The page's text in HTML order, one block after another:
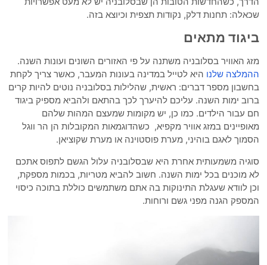
שכאלה: תחנות דלק, נקודות תצפית וכיוצא בזה.
ביגוד מתאים
מזג האוויר בסלובניה משתנה על פי האזורים השונים ועונות השנה.
ההמלצה שלנו היא לטייל במדינה בעונות המעבר, כאשר צריך לקחת
בחשבון מספר דברים: ראשית, שהלילות בסלובניה נוטים להיות קרים
ברוב ימות השנה. עליכם להיערך לכך בהתאם ולהביא מספיק ביגוד
חם עבור הילדים. כמו כן, יש מקומות שמעצם המהות שלהם
מאופיינים במזג אוויר מקפיא, כשהדוגמאות המקובלות הן הר ווגל
הסמוך לאגם בוהיני, מערת פוסטוינה או מערת שקוציאן.
סוגיה משמעותית אחרת היא שבסלובניה עלול הגשם לתפוס אתכם
לא מוכנים בכל ימות השנה. חשוב להביא מטריות, בכמות מספקת,
וכן לוודא שעגלת התינוקות בה אתם משתמשים כוללת בתוכה כיסוי
המספק הגנה מפני גשם ורוחות.